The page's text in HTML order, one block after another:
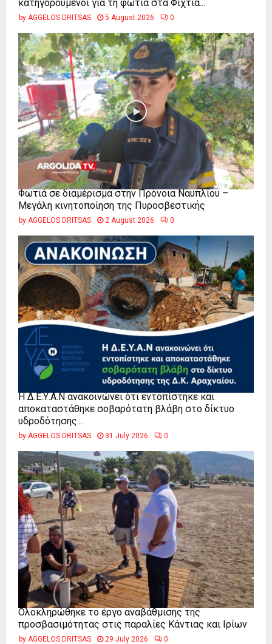
κατηγορούμενοι για τη φωτιά στα Φίχτια...
by AGGELOS DRITSAS 5 August 2026 0
Φωτιά σε διαμέρισμα στην Πρόνοια Ναυπλίου –
Μεγάλη κινητοποίηση της Πυροσβεστικής
by AGGELOS DRITSAS 2 August 2026 0
Η Δ.Ε.Υ.Α.Ν ανακοινώνει ότι εντοπίστηκε και
αποκαταστάθηκε σοβαρότατη βλάβη στο δίκτυο
υδροδότησης...
by AGGELOS DRITSAS 31 July 2026 0
Ολοκληρώθηκε το έργο αναβάθμισης της
προσβασιμότητας στις παραλίες Κάντιας και Ιρίων
by AGGELOS DRITSAS 29 July 2026 0